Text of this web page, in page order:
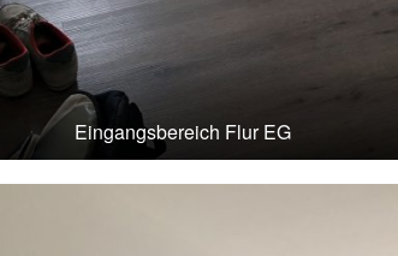
Eingangsbereich Flur EG